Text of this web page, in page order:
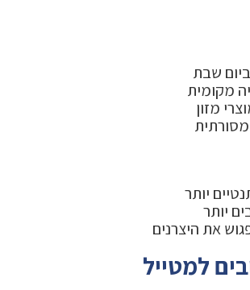
שבת
מקומית
מזון
יותר
יותר
את היצרנים
למטייל